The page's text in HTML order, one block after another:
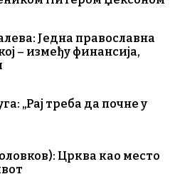
Једна православна
– између финансија,
„Рај треба да почне у
Црква као место